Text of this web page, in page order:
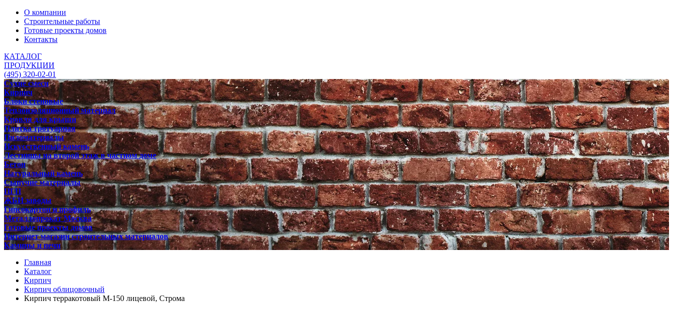
О компании
Строительные работы
Готовые проекты домов
Контакты
КАТАЛОГ
ПРОДУКЦИИ
(495) 320-02-01
Сухие смеси
Кирпич
Блоки стеновые
Теплоизоляционный материал
Кровля для крыши
Плитка тротуарная
Пиломатериалы
Искусственный камень
Лестницы на второй этаж в частном доме
Бетон
Натуральный камень
Сыпучие материалы
ПГП
ЖБИ заводы
Гипсокартон и профиль
Металлопрокат Москва
Готовые проекты домов
Интернет магазин строительных материалов
Камины и печи
Главная
Каталог
Кирпич
Кирпич облицовочный
Кирпич терракотовый М-150 лицевой, Строма